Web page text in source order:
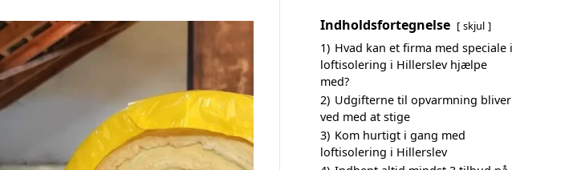
Indholdsfortegnelse skjul
1) Hvad kan et firma med speciale i
loftisolering i Hillerslev hjælpe
med?
2) Udgifterne til opvarmning bliver
ved med at stige
3) Kom hurtigt i gang med
loftisolering i Hillerslev